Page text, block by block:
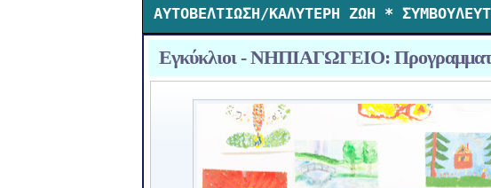
ΑΥΤΟΒΕΛΤΙΩΣΗ/ΚΑΛΥΤΕΡΗ ΖΩΗ *
Εγκύκλιοι - ΝΗΠΙΑΓΩΓΕΙΟ: